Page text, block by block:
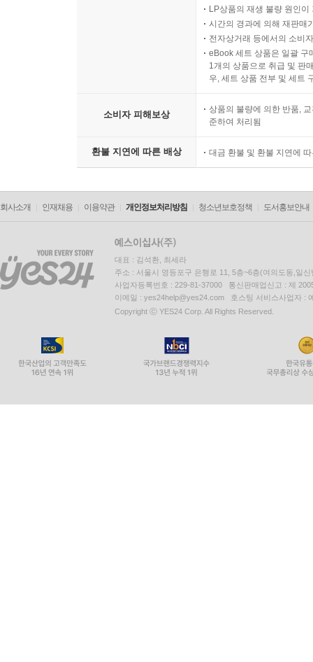
LP상품의 재생 불량 원인
시간의 경과에 의해 재판매
전자상거래 등에서의 소비
eBook 세트 상품은 일괄 구
1개의 상품으로 취급 및 판
우, 세트 상품 전부 및 세트
소비자 피해보상
상품의 불량에 의한 반품,
준하여 처리됨
환불 지연에 따른 배상 대금 환불 및 환불 지연에
회사소개 인재채용 이용약관 개인정보처리방침 청소년보호정책 도서홍보안내
대표 : 김석환, 최세라
주소 : 서울시 영등포구 은행로 11, 5층~6층(여의도동,일신
사업자등록번호 : 229-81-37000 통신판매업신고 : 제
이메일 : yes24help@yes24.com 호스팅 서비스사업자 :
Copyright ⓒ YES24 Corp. All Rights Reserved.